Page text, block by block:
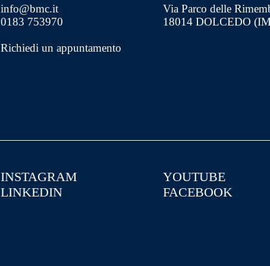
info@bmc.it
0183 753970
Richiedi un appuntamento
Via Parco delle
18014 DOLCEDO
INSTAGRAM
LINKEDIN
YOUTUBE
FACEBOOK